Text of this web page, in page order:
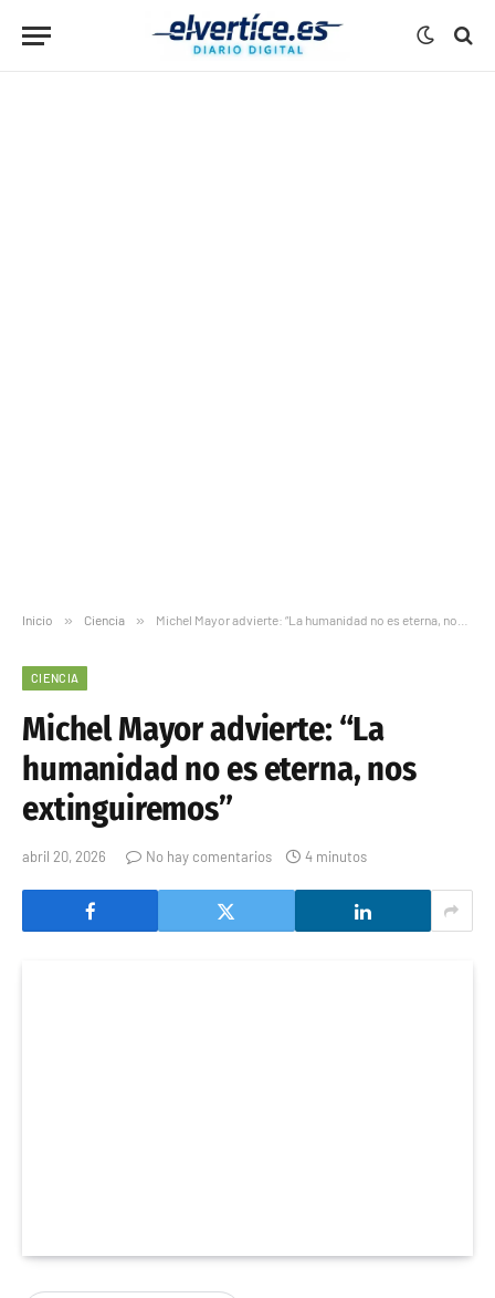
Inicio » Ciencia » Michel Mayor advierte: “La humanidad no es eterna, nos extinguiremos”
CIENCIA
Michel Mayor advierte: “La
humanidad no es eterna, nos
extinguiremos”
abril 20, 2026 No hay comentarios 4 minutos